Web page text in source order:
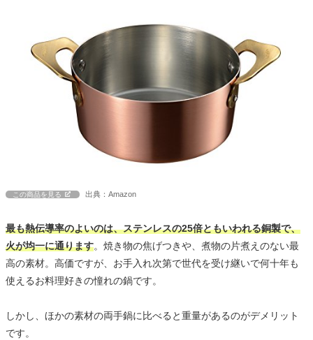
この商品を見る 出典：Amazon
最も熱伝導率のよいのは、ステンレスの25倍ともいわれる銅製で、
火が均一に通ります。焼き物の焦げつきや、煮物の片煮えのない最
高の素材。高価ですが、お手入れ次第で世代を受け継いで何十年も
使えるお料理好きの憧れの鍋です。
しかし、ほかの素材の両手鍋に比べると重量があるのがデメリット
です。